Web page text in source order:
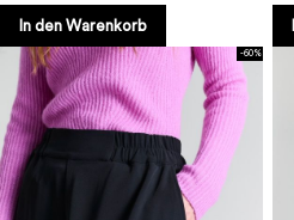
In den Warenkorb
-60%